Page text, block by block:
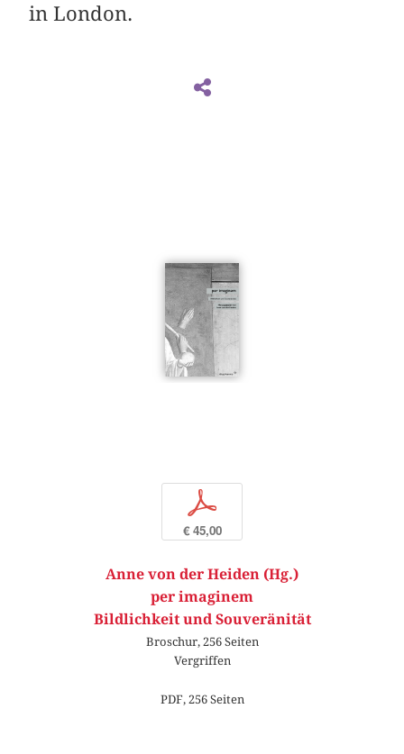
in London.
p
€ 45,00
Anne von der Heiden (Hg.)
per imaginem
Bildlichkeit und Souveränität
Broschur, 256 Seiten
Vergriffen
PDF, 256 Seiten